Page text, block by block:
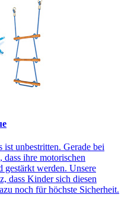
unbestritten. Gerade bei
ihre motorischen
gestärkt werden. Unsere
dass Kinder sich diesen
noch für höchste Sicherheit.